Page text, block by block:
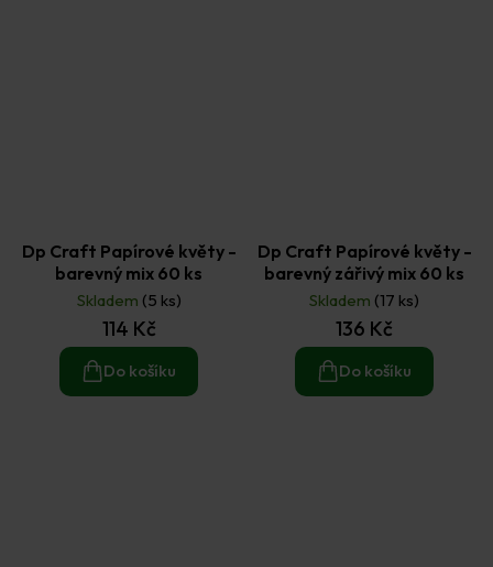
Dp Craft Papírové květy -
barevný mix 60 ks
Skladem (5 ks)
114 Kč
Do košíku
Dp Craft Papírové květy -
barevný zářivý mix 60 ks
Skladem (17 ks)
136 Kč
Do košíku